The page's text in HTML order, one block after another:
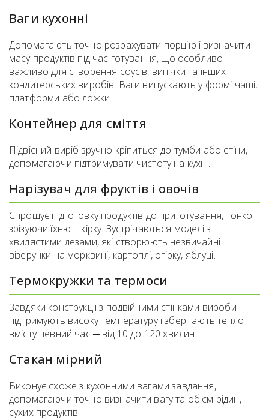
Ваги кухонні
Допомагають точно розрахувати порцію і визначити
масу продуктів під час готування, що особливо
важливо для створення соусів, випічки та інших
кондитерських виробів. Ваги випускають у формі чаші,
платформи або ложки.
Контейнер для сміття
Підвісний виріб зручно кріпиться до тумби або стіни,
допомагаючи підтримувати чистоту на кухні.
Нарізувач для фруктів і овочів
Спрощує підготовку продуктів до приготування, тонко
зрізуючи їхню шкірку. Зустрічаються моделі з
хвилястими лезами, які створюють незвичайні
візерунки на морквині, картоплі, огірку, яблуці.
Термокружки та термоси
Завдяки конструкції з подвійними стінками вироби
підтримують високу температуру і зберігають тепло
вмісту певний час ─ від 10 до 120 хвилин.
Стакан мірний
Виконує схоже з кухонними вагами завдання,
допомагаючи точно визначити вагу та об'єм рідин,
сухих продуктів.